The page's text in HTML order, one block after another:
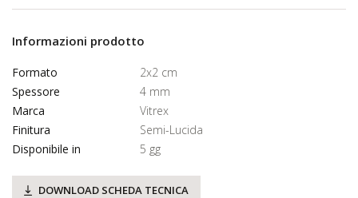
Informazioni prodotto
Formato
2x2 cm
Spessore
4 mm
Marca
Vitrex
Finitura
Semi-Lucida
Disponibile in
5 gg
DOWNLOAD SCHEDA TECNICA